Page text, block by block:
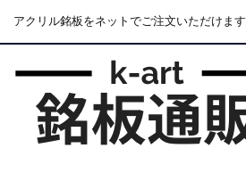
アクリル銘板をネットでご注文いただけます